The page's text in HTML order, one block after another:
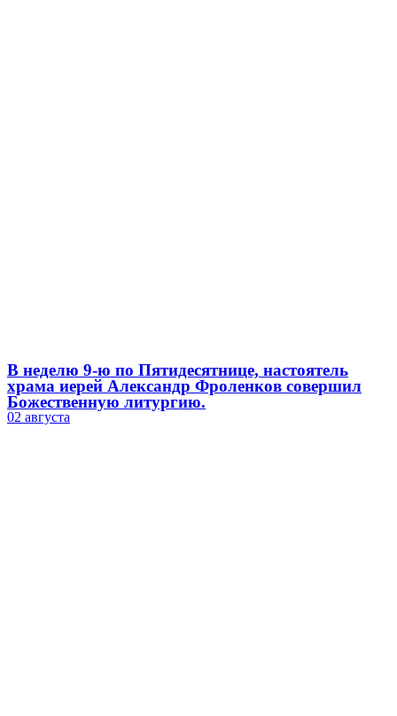
В неделю 9-ю по Пятидесятнице, настоятель
храма иерей Александр Фроленков совершил
Божественную литургию.
02 августа